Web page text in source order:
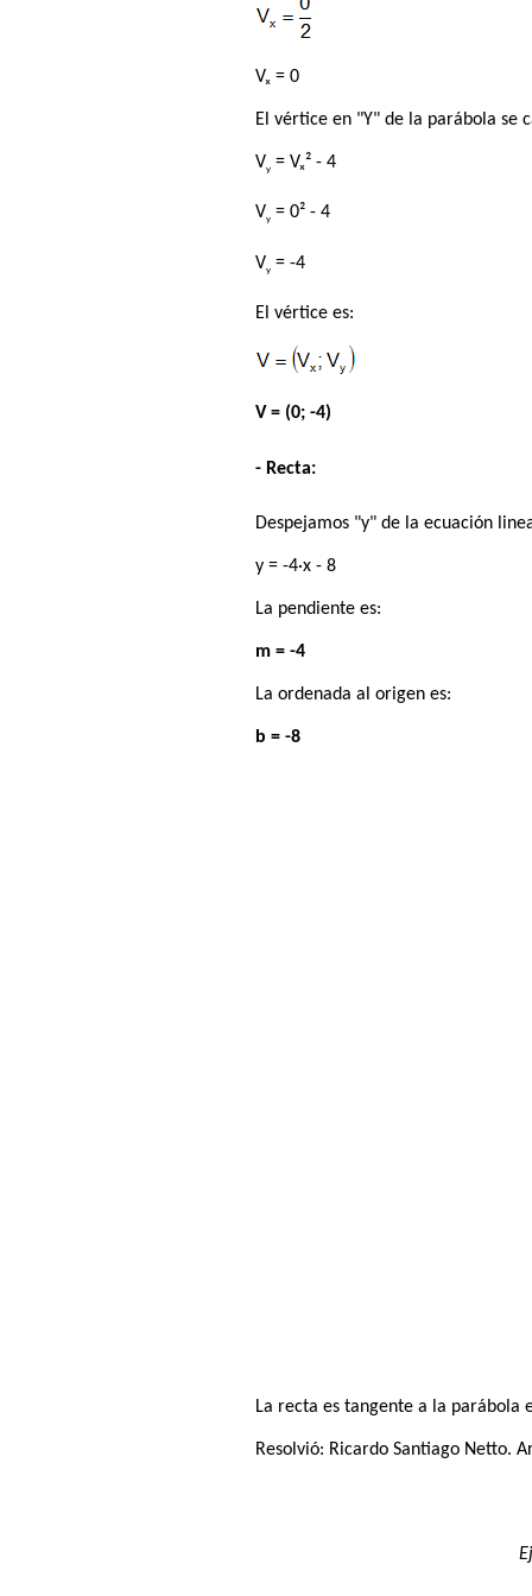
Vₓ = 0
El vértice en "Y" de la parábola se
Vy = Vₓ² - 4
Vy = 0² - 4
Vy = -4
El vértice es:
V = (0; -4)
- Recta:
Despejamos "y" de la ecuación
y = -4·x - 8
La pendiente es:
m = -4
La ordenada al origen es:
b = -8
La recta es tangente a la parábola
Resolvió: Ricardo Santiago Netto.